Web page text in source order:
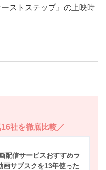
ストステップ』の上映時
社を徹底比較／
配信サービスおすすめラ
画サブスクを13年使った